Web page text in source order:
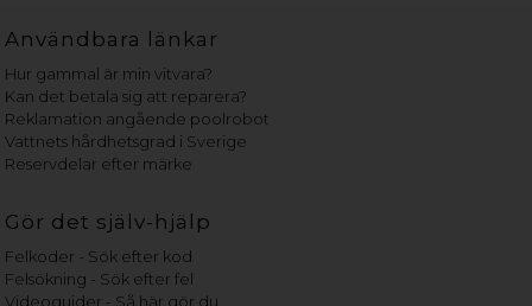
Användbara länkar
Hur gammal är min vitvara?
Kan det betala sig att reparera?
Reklamation angående poolrobot
Vattnets hårdhetsgrad i Sverige
Reservdelar efter märke
Gör det själv-hjälp
Felkoder - Sök efter kod
Felsökning - Sök efter fel
Videoguider - Så här gör du